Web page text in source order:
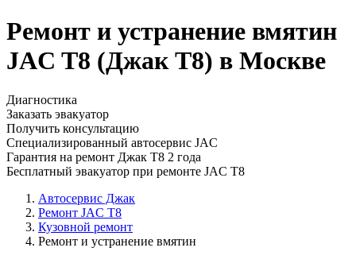
Ремонт и устранение вмятин
JAC T8 (Джак Т8) в Москве
Диагностика
Заказать эвакуатор
Получить консультацию
Специализированный автосервис JAC
Гарантия на ремонт Джак Т8 2 года
Бесплатный эвакуатор при ремонте JAC T8
Автосервис Джак
Ремонт JAC T8
Кузовной ремонт
Ремонт и устранение вмятин